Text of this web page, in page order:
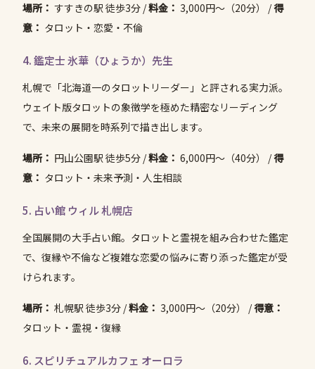
場所： すすきの駅 徒歩3分 /料金： 3,000円〜（20分） /得
意： タロット・恋愛・不倫
4. 鑑定士 氷華（ひょうか）先生
札幌で「北海道一のタロットリーダー」と評される実力派。
ウェイト版タロットの象徴学を極めた精密なリーディング
で、未来の展開を時系列で描き出します。
場所： 円山公園駅 徒歩5分 /料金： 6,000円〜（40分） /得
意： タロット・未来予測・人生相談
5. 占い館 ウィル 札幌店
全国展開の大手占い館。タロットと霊視を組み合わせた鑑定
で、復縁や不倫など複雑な恋愛の悩みに寄り添った鑑定が受
けられます。
場所： 札幌駅 徒歩3分 /料金： 3,000円〜（20分） /得意：
タロット・霊視・復縁
6. スピリチュアルカフェ オーロラ